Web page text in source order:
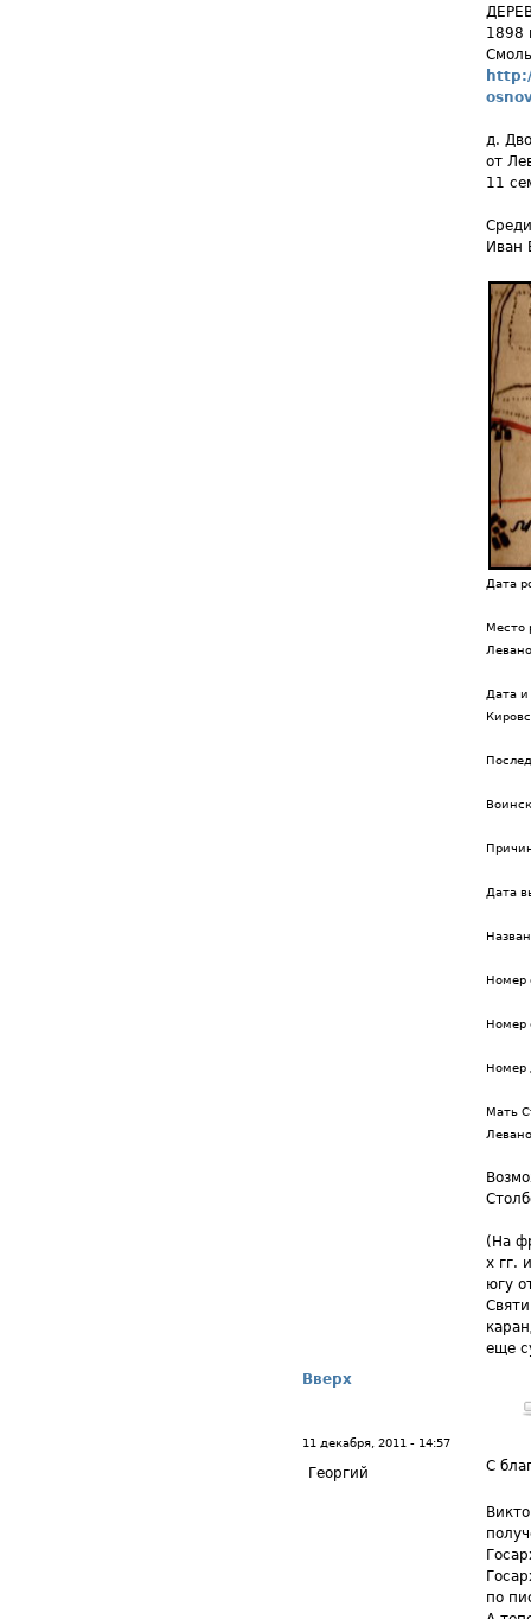
1898
д.
от
11
Иван
Дата
Место
Дата и
Дата
Номер
Номер
Номер
Мать
(На
х гг.
югу
еще
Вверх
11 декабря, 2011 - 14:57
Георгий С
по